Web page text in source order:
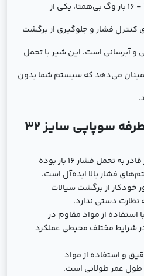
شیر یکطرفه سوپاپی سایز 32 - 16 بار وگ بی‌همتا، یکی از
کنترل فشار و جلوگیری از برگشت
آبرسانی است. این شیر با تحمل
می‌دهد که سیستم شما بدون
ویژگی‌های شیر یکطرفه سوپاپی سایز 32
این شیر قادر به تحمل فشار 16 بار بوده
فشار بالا ایده‌آل است.
خودکار از برگشت سیالات
نظارت دستی ندارد.
با استفاده از مواد مقاوم در
شرایط مختلف محیطی عملکرد
و استفاده از مواد
طول عمر طولانی است.